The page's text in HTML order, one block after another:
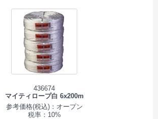
436674
マイティロープ白 6x200m
参考価格(税込)：オープン
税率：10%